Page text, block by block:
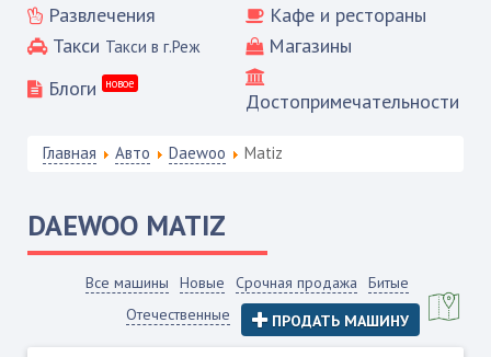
Развлечения
Кафе и рестораны
Такси Такси в г.Реж
Магазины
Блоги
новое
Достопримечательности
Главная Авто Daewoo Matiz
DAEWOO MATIZ
Все машины Новые Срочная продажа
Битые
Отечественные
ПРОДАТЬ МАШИНУ